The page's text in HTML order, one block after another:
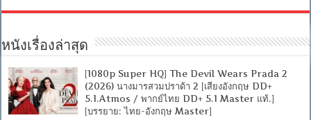
หนังเรื่องล่าสุด
[1080p Super HQ] The Devil Wears Prada 2
(2026) นางมารสวมปราด้า 2 [เสียงอังกฤษ DD+
5.1.Atmos / พากย์ไทย DD+ 5.1 Master แท้.]
[บรรยาย: ไทย-อังกฤษ Master]